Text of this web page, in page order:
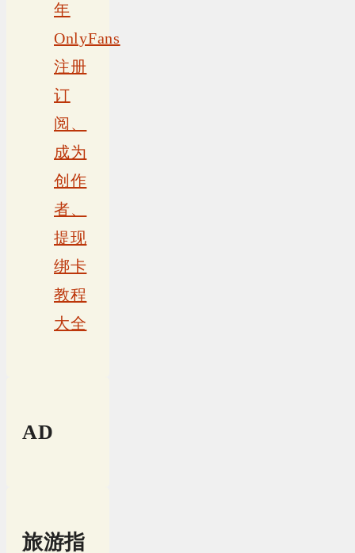
年
OnlyFans
注册
订
阅、
成为
创作
者、
提现
绑卡
教程
大全
AD
旅游指